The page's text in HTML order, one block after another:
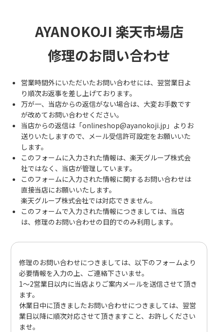
AYANOKOJI 楽天市場店
修理のお問い合わせ
営業時間外にいただいたお問い合わせには、翌営業日よ
り順次お返事を差し上げております。
万が一、当店からの返信がない場合は、大変お手数です
が改めてお問い合わせください。
当店からの返信は「onlineshop@ayanokoji.jp」よりお
送りいたしますので、メール受信許可設定をお願いいた
します。
このフォームに入力された情報は、楽天グループ株式会
社ではなく、当店が管理しています。
このフォームに入力された情報に関するお問い合わせは
直接当店にお願いいたします。
楽天グループ株式会社では対応できません。
このフォームで入力された情報につきましては、当店
は、修理のお問い合わせの目的でのみ利用します。
修理のお問い合わせにつきましては、以下のフォームより
必要情報を入力の上、ご連絡下さいませ。
1～2営業日以内に当店よりご案内メールを送信させて頂き
ます。
休業日中に頂きましたお問い合わせにつきましては、翌営
業日以降に順次対応させて頂きますこと、お許しください
ませ。